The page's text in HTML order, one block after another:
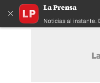
×
La Prensa
Noticias al instante.